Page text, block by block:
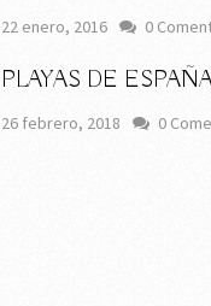
22 enero, 2016 0
PLAYAS DE
26 febrero, 2018 0